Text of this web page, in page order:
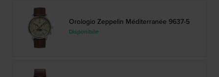
Orologio Zeppelin Méditerranée 9637-5
Disponibile